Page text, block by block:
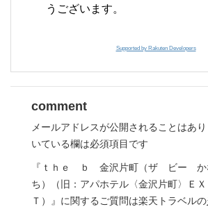
うございます。
Supported by Rakuten Developers
comment
メールアドレスが公開されることはあり
いている欄は必須項目です
『ｔｈｅ ｂ 金沢片町（ザ ビー か
ち）（旧：アパホテル〈金沢片町〉Ｅ
Ｔ）』に関するご質問は楽天トラベルの